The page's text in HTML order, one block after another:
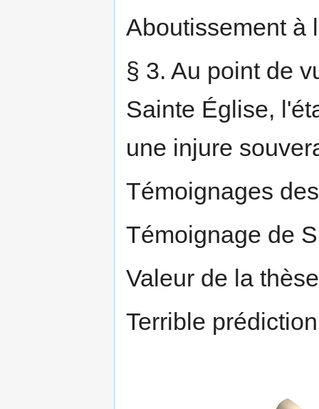
Aboutissement à
§ 3. Au point de
Sainte Église,
une injure
Témoignages
Témoignage de
Valeur de la
Terrible